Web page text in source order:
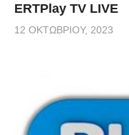
ERTPlay TV LIVE
12 ΟΚΤΩΒΡΊΟΥ, 2023